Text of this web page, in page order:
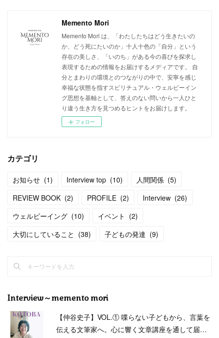
Memento Mori
Memento Mori は、「わたしたちはどう生きたいの
か、どう死にたいのか」十人十色の「自分」という
存在の美しさ、「いのち」がある今の喜びを探求し
表現するための情報をお届けするメディアです。 自
分とまわりの環境とのつながりの中で、安寧を感じ
幸福な状態を指すスピリチュアル・ウェルビーイン
グ思想を基軸として、答えのない問いから一人ひと
り違う生き方を見つめるヒントをお届けします。
フォロー
カテゴリ
お知らせ (1) Interview top (10) 人間関係 (5)
REVIEW BOOK (2) PROFILE (2) Interview (26)
ウェルビーイング (10) イベント (2)
大切にしていること (38) 子どもの発達 (9)
Interview～memento mori
【仲谷史子】VOL.① 喋らない子どもから、言葉を
伝える文筆家へ。心に響く文章講座を通して届…